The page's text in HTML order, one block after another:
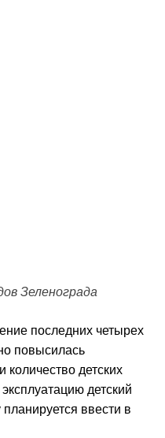
Зеленограда
последних четырех
повысилась
количество детских
детский
ввести в